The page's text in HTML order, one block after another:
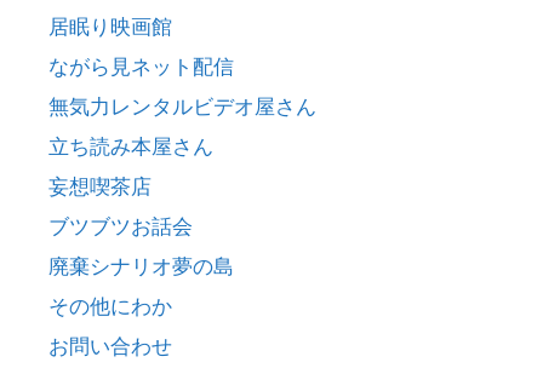
居眠り映画館
ながら見ネット配信
無気力レンタルビデオ屋さん
立ち読み本屋さん
妄想喫茶店
ブツブツお話会
廃棄シナリオ夢の島
その他にわか
お問い合わせ